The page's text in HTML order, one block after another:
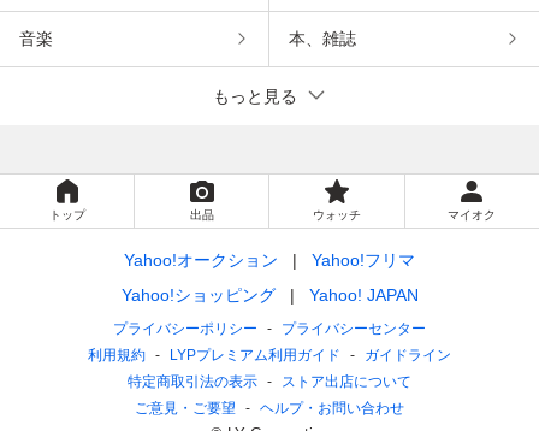
音楽 本、雑誌
もっと見る
トップ 出品 ウォッチ マイオク
Yahoo!オークション
Yahoo!フリマ
Yahoo!ショッピング
Yahoo! JAPAN
プライバシーポリシー
プライバシーセンター
利用規約
LYPプレミアム利用ガイド
ガイドライン
特定商取引法の表示
ストア出店について
ご意見・ご要望
ヘルプ・お問い合わせ